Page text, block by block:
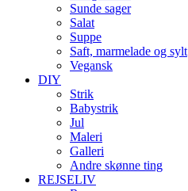
Sunde sager
Salat
Suppe
Saft, marmelade og sylt
Vegansk
DIY
Strik
Babystrik
Jul
Maleri
Galleri
Andre skønne ting
REJSELIV